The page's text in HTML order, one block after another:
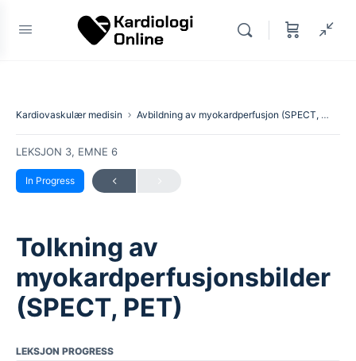
Kardiovaskulær medisin Avbildning av myokardperfusjon (SPECT, PET)
LEKSJON 3, EMNE 6
In Progress
Tolkning av
myokardperfusjonsbilder
(SPECT, PET)
LEKSJON PROGRESS